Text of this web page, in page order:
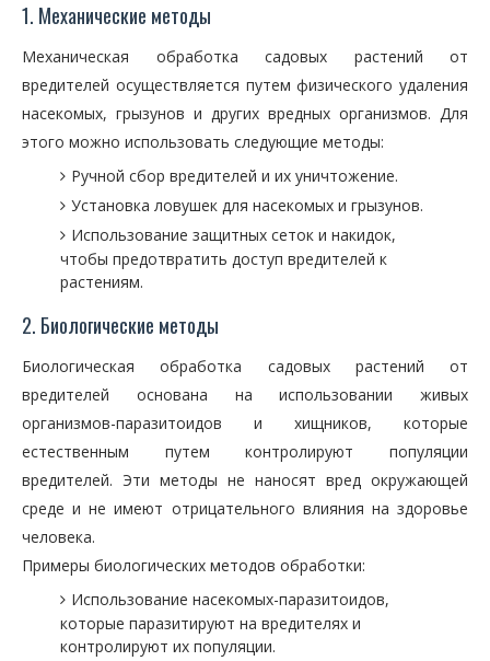
1. Механические методы
Механическая обработка садовых растений от
вредителей осуществляется путем физического удаления
насекомых, грызунов и других вредных организмов. Для
этого можно использовать следующие методы:
Ручной сбор вредителей и их уничтожение.
Установка ловушек для насекомых и грызунов.
Использование защитных сеток и накидок,
чтобы предотвратить доступ вредителей к
растениям.
2. Биологические методы
Биологическая обработка садовых растений от
вредителей основана на использовании живых
организмов-паразитоидов и хищников, которые
естественным путем контролируют популяции
вредителей. Эти методы не наносят вред окружающей
среде и не имеют отрицательного влияния на здоровье
человека.
Примеры биологических методов обработки:
Использование насекомых-паразитоидов,
которые паразитируют на вредителях и
контролируют их популяции.